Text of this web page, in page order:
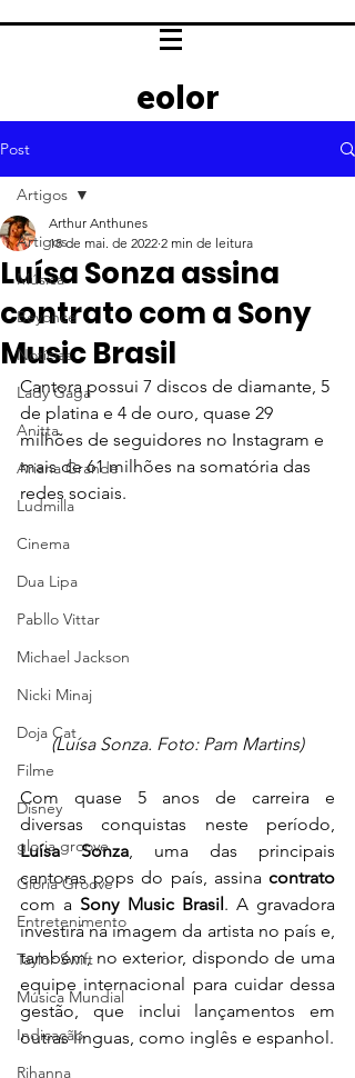
eolor
Post
Artigos
Música
Beyoncé
Notícias
Lady Gaga
Anitta
Ariana Grande
Ludmilla
Cinema
Dua Lipa
Pabllo Vittar
Michael Jackson
Nicki Minaj
Doja Cat
Filme
Disney
gloria groove
Gloria Groove
Entretenimento
Taylor Swift
Música Mundial
Indicação
Rihanna
Artigos
Luísa Sonza assina
contrato com a Sony
Music Brasil
Arthur Anthunes
18 de mai. de 2022 2 min de leitura
Cantora possui 7 discos de diamante, 5
de platina e 4 de ouro, quase 29
milhões de seguidores no Instagram e
mais de 61 milhões na somatória das
redes sociais.
(Luísa Sonza. Foto: Pam Martins)
Com quase 5 anos de carreira e
Luísa Sonza, uma das principais
cantoras pops do país, assina
com a Sony Music Brasil . A gravadora
investirá na imagem da artista no país e,
também, no exterior, dispondo de uma
equipe internacional para cuidar dessa
gestão, que inclui lançamentos em
outras línguas, como inglês e espanhol.